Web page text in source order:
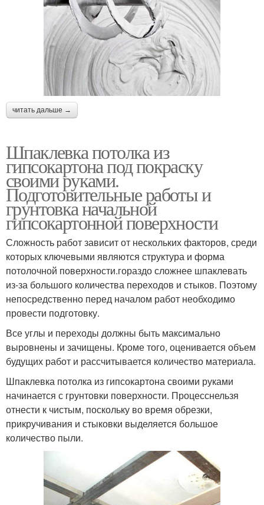
читать дальше →
Шпаклевка потолка из
гипсокартона под покраску
своими руками.
Подготовительные работы и
грунтовка начальной
гипсокартонной поверхности
Сложность работ зависит от нескольких факторов, среди
которых ключевыми являются структура и форма
потолочной поверхности.гораздо сложнее шпаклевать
из-за большого количества переходов и стыков. Поэтому
непосредственно перед началом работ необходимо
провести подготовку.
Все углы и переходы должны быть максимально
выровнены и зачищены. Кроме того, оценивается объем
будущих работ и рассчитывается количество материала.
Шпаклевка потолка из гипсокартона своими руками
начинается с грунтовки поверхности. Процесснельзя
отнести к чистым, поскольку во время обрезки,
прикручивания и стыковки выделяется большое
количество пыли.